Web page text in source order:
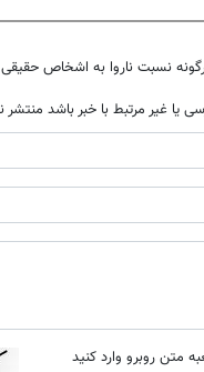
نسبت ناروا به اشخاص
یا غیر مرتبط با خبر باشد
متن روبرو وارد کنید